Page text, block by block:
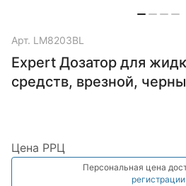
Арт. LM8203BL
Expert Дозатор для
средств, врезной,
Цена РРЦ
Персональная цена
регистрации